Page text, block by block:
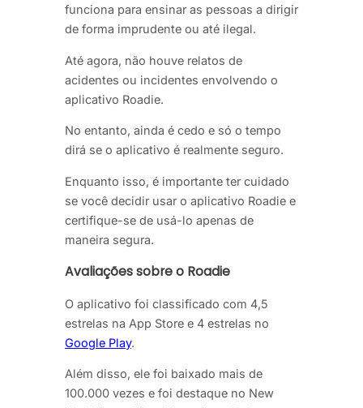
funciona para ensinar as pessoas a dirigir
de forma imprudente ou até ilegal.
Até agora, não houve relatos de
acidentes ou incidentes envolvendo o
aplicativo Roadie.
No entanto, ainda é cedo e só o tempo
dirá se o aplicativo é realmente seguro.
Enquanto isso, é importante ter cuidado
se você decidir usar o aplicativo Roadie e
certifique-se de usá-lo apenas de
maneira segura.
Avaliações sobre o Roadie
O aplicativo foi classificado com 4,5
estrelas na App Store e 4 estrelas no
Google Play.
Além disso, ele foi baixado mais de
100.000 vezes e foi destaque no New